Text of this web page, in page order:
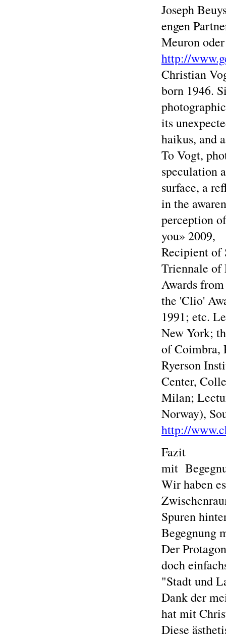
Joseph
engen
Meuron
http://
Christian
born 1946.
its
haikus, and
To Vogt,
speculation
surface, a
in the
perception
you» 2009,
Recipient of
Triennale of
Awards
the 'Clio'
1991; etc.
New York;
of Coimbra,
Ryerson
Center,
Milan;
Norway),
http://
Fazit
mit
Wir haben
Spuren
Begegnung
Der
doch
"Stadt und
Dank der
hat mit
Diese